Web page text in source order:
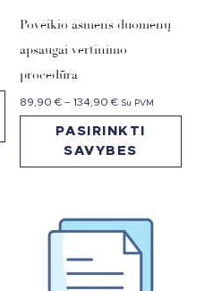
Poveikio asmens duomenų
apsaugai vertinimo
procedūra
89,90€ – 134,90€ Su PVM
PASIRINKTI
SAVYBES